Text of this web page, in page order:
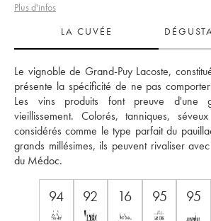
Plus d'infos
LA CUVÉE
Le vignoble de Grand-Puy Lacoste,
présente la spécificité de ne pas
Les vins produits font preuve d'une
vieillissement. Colorés, tanniques,
considérés comme le type parfait du
grands millésimes, ils peuvent rivaliser
du Médoc.
94 92 16 95 95